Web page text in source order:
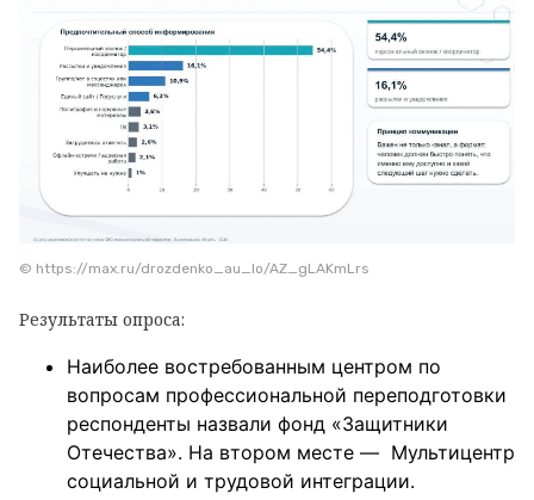
© https://max.ru/drozdenko_au_lo/AZ_gLAKmLrs
Результаты опроса:
Наиболее востребованным центром по
вопросам профессиональной переподготовки
респонденты назвали фонд «Защитники
Отечества». На втором месте — Мультицентр
социальной и трудовой интеграции.